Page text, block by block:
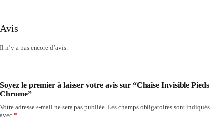
Avis
Il n’y a pas encore d’avis.
Soyez le premier à laisser votre avis sur “Chaise Invisible Pieds
Chrome”
Votre adresse e-mail ne sera pas publiée. Les champs obligatoires sont indiqués
avec *